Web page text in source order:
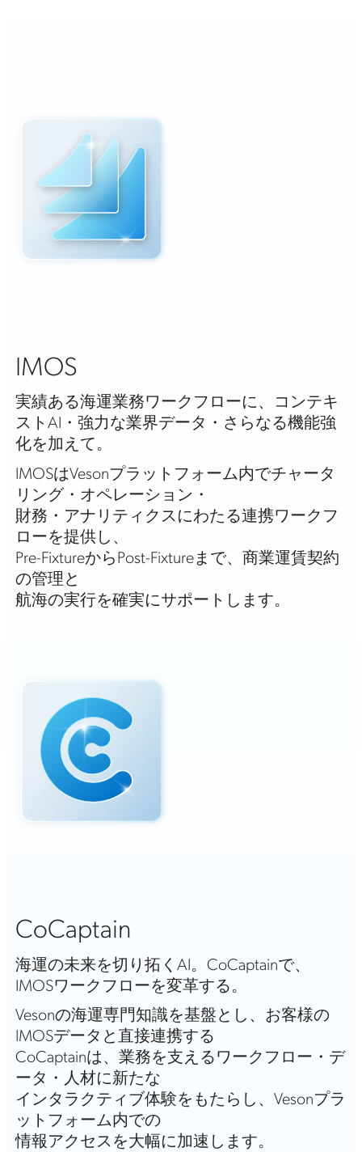
IMOS
実績ある海運業務ワークフローに、コンテキ
ストAI・強力な業界データ・さらなる機能強
化を加えて。
IMOSはVesonプラットフォーム内でチャータ
リング・オペレーション・
財務・アナリティクスにわたる連携ワークフ
ローを提供し、
Pre-FixtureからPost-Fixtureまで、商業運賃契約
の管理と
航海の実行を確実にサポートします。
CoCaptain
海運の未来を切り拓くAI。CoCaptainで、
IMOSワークフローを変革する。
Vesonの海運専門知識を基盤とし、お客様の
IMOSデータと直接連携する
CoCaptainは、業務を支えるワークフロー・デ
ータ・人材に新たな
インタラクティブ体験をもたらし、Vesonプラ
ットフォーム内での
情報アクセスを大幅に加速します。